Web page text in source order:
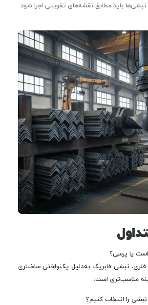
نبشی‌ها باید مطابق نقشه‌های تقویتی اجرا شود.
یا پرسی؟
نبشی فابریک به‌دلیل یکنواختی ساختاری
مناسب‌تری است.
را انتخاب کنیم؟